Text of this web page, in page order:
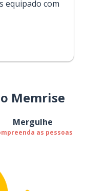
equipado com
Memrise
Mergulhe
as pessoas